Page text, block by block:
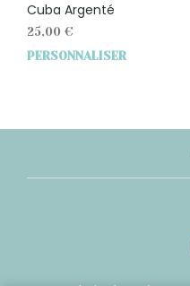
Cuba Argenté
25,00 €
PERSONNALISER